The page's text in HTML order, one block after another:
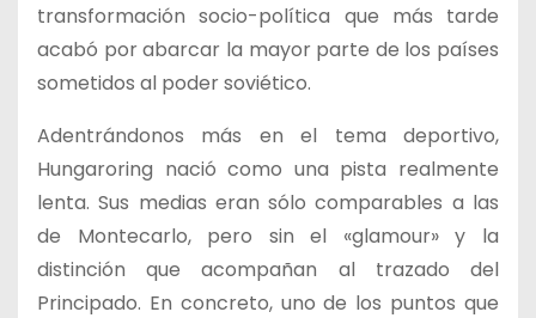
transformación socio-política que más tarde
acabó por abarcar la mayor parte de los países
sometidos al poder soviético.
Adentrándonos más en el tema deportivo,
Hungaroring nació como una pista realmente
lenta. Sus medias eran sólo comparables a las
de Montecarlo, pero sin el «glamour» y la
distinción que acompañan al trazado del
Principado. En concreto, uno de los puntos que